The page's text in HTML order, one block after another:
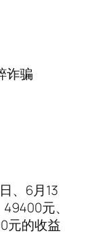
诈骗
、6月13
元、
元的收益